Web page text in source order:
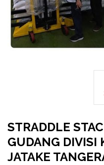
STRADDLE
GUDANG DIVISI
JATAKE